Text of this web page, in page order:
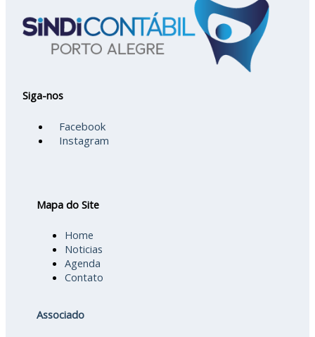
Siga-nos
Facebook
Instagram
Mapa do Site
Home
Noticias
Agenda
Contato
Associado